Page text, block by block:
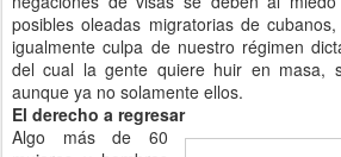
posibles oleadas migratorias de
igualmente culpa de nuestro régimen
del cual la gente quiere huir en masa,
aunque ya no solamente ellos.
El derecho a regresar
Algo más de 60